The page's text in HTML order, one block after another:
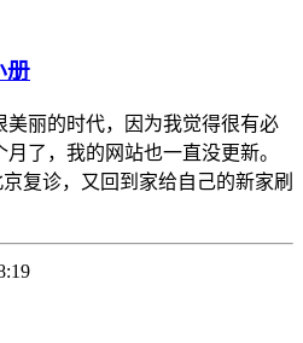
册
丽的时代，因为我觉得很有必
了，我的网站也一直没更新。
复诊，又回到家给自己的新家刷